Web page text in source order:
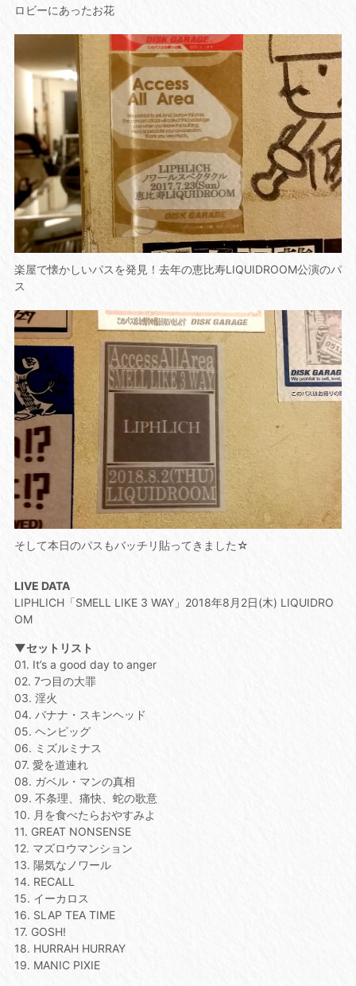
ロビーにあったお花
楽屋で懐かしいパスを発見！去年の恵比寿LIQUIDROOM公演のパ
ス
そして本日のパスもバッチリ貼ってきました☆
LIVE DATA
LIPHLICH「SMELL LIKE 3 WAY」2018年8月2日(木) LIQUIDRO
OM
▼セットリスト
01. It’s a good day to anger
02. 7つ目の大罪
03. 淫火
04. バナナ・スキンヘッド
05. ヘンピッグ
06. ミズルミナス
07. 愛を道連れ
08. ガベル・マンの真相
09. 不条理、痛快、蛇の歌意
10. 月を食べたらおやすみよ
11. GREAT NONSENSE
12. マズロウマンション
13. 陽気なノワール
14. RECALL
15. イーカロス
16. SLAP TEA TIME
17. GOSH!
18. HURRAH HURRAY
19. MANIC PIXIE